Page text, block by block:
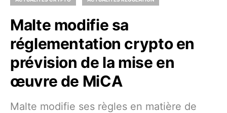
Malte modifie sa
réglementation crypto en
prévision de la mise en
œuvre de MiCA
Malte modifie ses règles en matière de